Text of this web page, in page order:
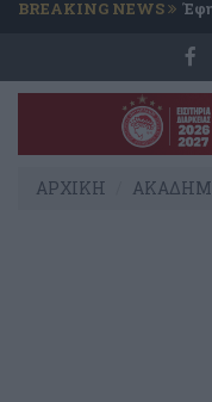
BREAKING NEWS
ΑΡΧΙΚΗ